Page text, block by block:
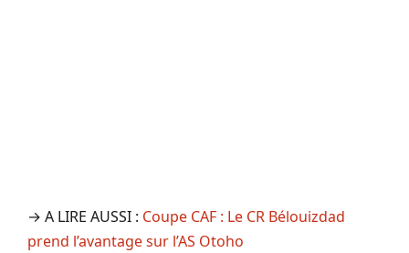
→ A LIRE AUSSI : Coupe CAF : Le CR Bélouizdad
prend l’avantage sur l’AS Otoho